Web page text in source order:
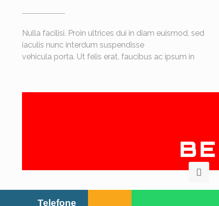
Nulla facilisi. Proin ultrices dui in diam euismod, sed
iaculis nunc interdum suspendisse
vehicula porta. Ut felis erat, faucibus ac ipsum in
Telefone